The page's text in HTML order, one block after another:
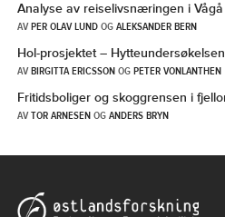
Analyse av reiselivsnæringen i
AVPER OLAV LUNDOGALEKSANDER BERN
Hol-prosjektet – Hytteundersøkelsen
AVBIRGITTA ERICSSONOGPETER VONLANTHEN
Fritidsboliger og skoggrensen i
AVTOR ARNESENOGANDERS BRYN